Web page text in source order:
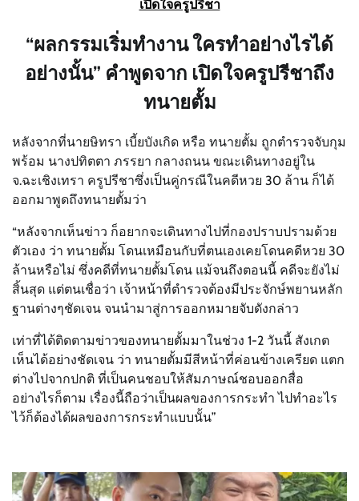
เปิดใจครูปรีชา
“ผลกรรมเริ่มทำงาน ใครทำอย่างไรได้
อย่างนั้น” คำพูดจาก เปิดใจครูปรีชาถึง
ทนายตั้ม
หลังจากที่นายษิทรา เบี้ยบังเกิด หรือ ทนายตั้ม ถูกตำรวจจับกุม
พร้อม นางปทิตตา ภรรยา กลางถนน ขณะเดินทางอยู่ใน
จ.ฉะเชิงเทรา ครูปรีชาซึ่งเป็นคู่กรณีในคดีหวย 30 ล้าน ก็ได้
ออกมาพูดถึงทนายตั้มว่า
“หลังจากเห็นข่าว ก็อยากจะเดินทางไปที่กองปราบปรามด้วย
ตัวเอง ว่า ทนายตั้ม โดนเหมือนกับที่ตนเองเคยโดนคดีหวย 30
ล้านหรือไม่ ซึ่งคดีที่ทนายตั้มโดน แม้จนถึงตอนนี้ คดีจะยังไม่
สิ้นสุด แต่ตนเชื่อว่า เจ้าหน้าที่ตำรวจต้องมีประจักษ์พยานหลัก
ฐานต่างๆชัดเจน จนนำมาสู่การออกหมายจับดังกล่าว
เท่าที่ได้ติดตามข่าวของทนายตั้มมาในช่วง 1-2 วันนี้ สังเกต
เห็นได้อย่างชัดเจน ว่า ทนายตั้มมีสีหน้าที่ค่อนข้างเครียด แตก
ต่างไปจากปกติ ที่เป็นคนชอบให้สัมภาษณ์ชอบออกสื่อ
อย่างไรก็ตาม เรื่องนี้ถือว่าเป็นผลของการกระทำ ไปทำอะไร
ไว้ก็ต้องได้ผลของการกระทำแบบนั้น”